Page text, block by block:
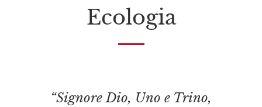
Ecologia
“Signore Dio, Uno e Trino,